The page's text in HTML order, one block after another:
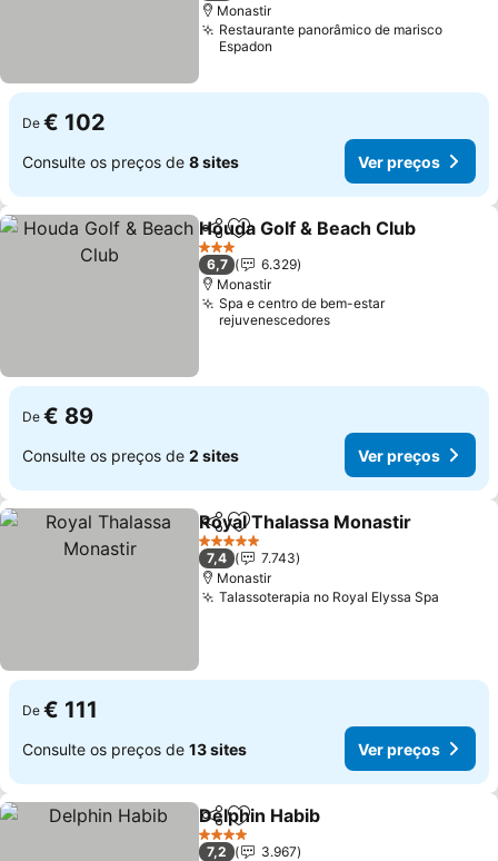
Monastir
Restaurante panorâmico de marisco
Espadon
De € 102
Consulte os preços de 8 sites Ver preços
PartilharAdicionar aos favoritos
Houda Golf & Beach Club
3 Estrelas
6,7
6.329
Monastir
Spa e centro de bem-estar
rejuvenescedores
De € 89
Consulte os preços de 2 sites Ver preços
PartilharAdicionar aos favoritos
Royal Thalassa Monastir
5 Estrelas
7,4
7.743
Monastir
Talassoterapia no Royal Elyssa Spa
De € 111
Consulte os preços de 13 sites Ver preços
PartilharAdicionar aos favoritos
Delphin Habib
4 Estrelas
7,2
3.967